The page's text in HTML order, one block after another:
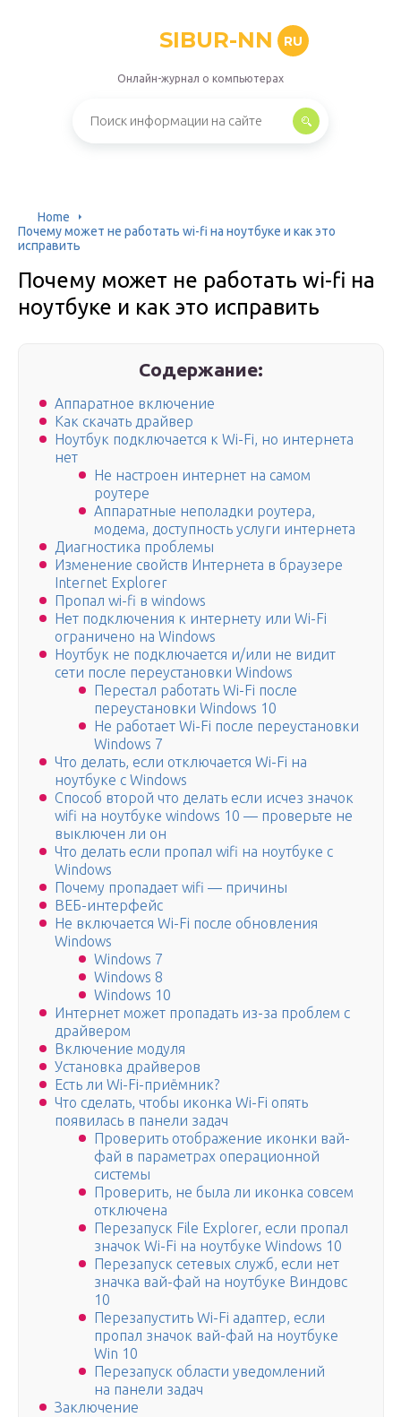
SIBUR-NN RU
Онлайн-журнал о компьютерах
Home
Почему может не работать wi-fi на ноутбуке и как это
исправить
Почему может не работать wi-fi на
ноутбуке и как это исправить
Содержание:
Аппаратное включение
Как скачать драйвер
Ноутбук подключается к Wi-Fi, но интернета
нет
Не настроен интернет на самом
роутере
Аппаратные неполадки роутера,
модема, доступность услуги интернета
Диагностика проблемы
Изменение свойств Интернета в браузере
Internet Explorer
Пропал wi-fi в windows
Нет подключения к интернету или Wi-Fi
ограничено на Windows
Ноутбук не подключается и/или не видит
сети после переустановки Windows
Перестал работать Wi-Fi после
переустановки Windows 10
Не работает Wi-Fi после переустановки
Windows 7
Что делать, если отключается Wi-Fi на
ноутбуке с Windows
Способ второй что делать если исчез значок
wifi на ноутбуке windows 10 — проверьте не
выключен ли он
Что делать если пропал wifi на ноутбуке с
Windows
Почему пропадает wifi — причины
ВЕБ-интерфейс
Не включается Wi-Fi после обновления
Windows
Windows 7
Windows 8
Windows 10
Интернет может пропадать из-за проблем с
драйвером
Включение модуля
Установка драйверов
Есть ли Wi-Fi-приёмник?
Что сделать, чтобы иконка Wi-Fi опять
появилась в панели задач
Проверить отображение иконки вай-
фай в параметрах операционной
системы
Проверить, не была ли иконка совсем
отключена
Перезапуск File Explorer, если пропал
значок Wi-Fi на ноутбуке Windows 10
Перезапуск сетевых служб, если нет
значка вай-фай на ноутбуке Виндовс
10
Перезапустить Wi-Fi адаптер, если
пропал значок вай-фай на ноутбуке
Win 10
Перезапуск области уведомлений
на панели задач
Заключение